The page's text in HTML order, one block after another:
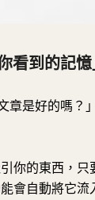
看到的記憶
章是好的嗎？
你的東西，只
會自動將它流